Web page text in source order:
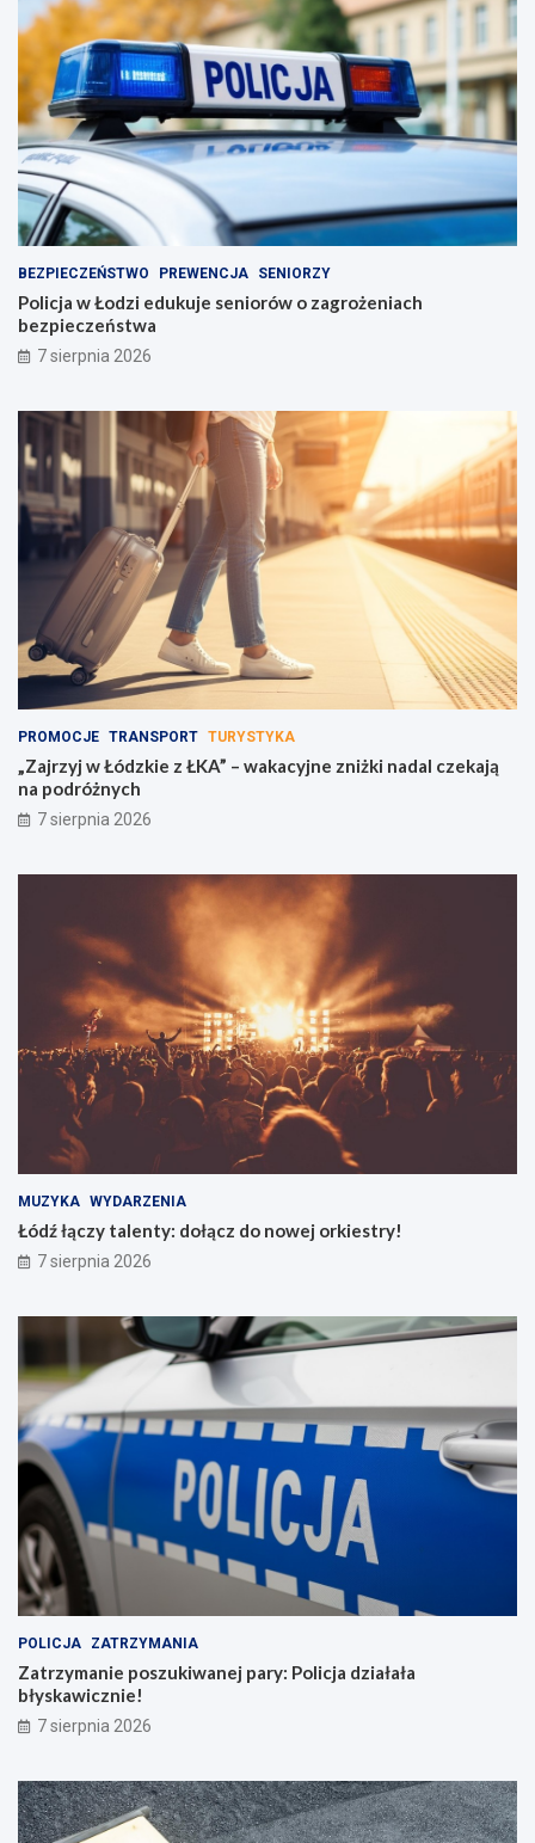
BEZPIECZEŃSTWO PREWENCJA SENIORZY
Policja w Łodzi edukuje seniorów o zagrożeniach
bezpieczeństwa
7 sierpnia 2026
PROMOCJE TRANSPORT TURYSTYKA
„Zajrzyj w Łódzkie z ŁKA” – wakacyjne zniżki nadal czekają
na podróżnych
7 sierpnia 2026
MUZYKA WYDARZENIA
Łódź łączy talenty: dołącz do nowej orkiestry!
7 sierpnia 2026
POLICJA ZATRZYMANIA
Zatrzymanie poszukiwanej pary: Policja działała
błyskawicznie!
7 sierpnia 2026